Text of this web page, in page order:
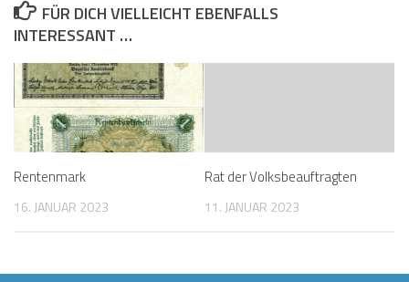
FÜR DICH VIELLEICHT EBENFALLS
INTERESSANT …
Rentenmark
16. JANUAR 2023
Rat der Volksbeauftragten
11. JANUAR 2023